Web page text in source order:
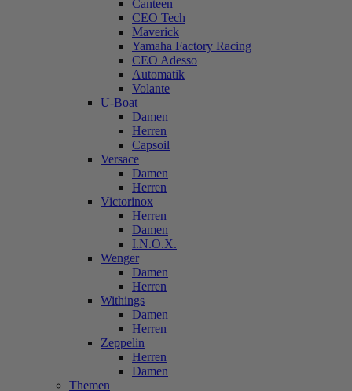
Canteen
CEO Tech
Maverick
Yamaha Factory Racing
CEO Adesso
Automatik
Volante
U-Boat
Damen
Herren
Capsoil
Versace
Damen
Herren
Victorinox
Herren
Damen
I.N.O.X.
Wenger
Damen
Herren
Withings
Damen
Herren
Zeppelin
Herren
Damen
Themen